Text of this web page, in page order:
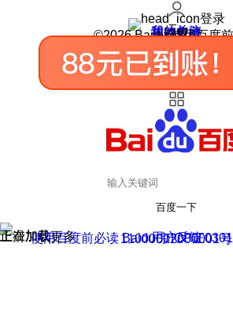
登录
我的关注
我的收藏
皮肤中心
用户反馈
设置
©2026 Baidu 使用百度
百度一下
正在加载
上滑加载更多 用户反馈
使用百度前必读 Baidu 京ICP证
京公网安备11000002000001号